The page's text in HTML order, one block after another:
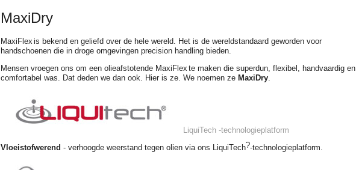
MaxiDry
MaxiFlex is bekend en geliefd over de hele wereld. Het is de wereldstandaard geworden voor
handschoenen die in droge omgevingen precision handling bieden.
Mensen vroegen ons om een olieafstotende MaxiFlex te maken die superdun, flexibel, handvaardig en
comfortabel was. Dat deden we dan ook. Hier is ze. We noemen ze MaxiDry.
LiquiTech -technologieplatform
Vloeistofwerend - verhoogde weerstand tegen olien via ons LiquiTech?-technologieplatform.